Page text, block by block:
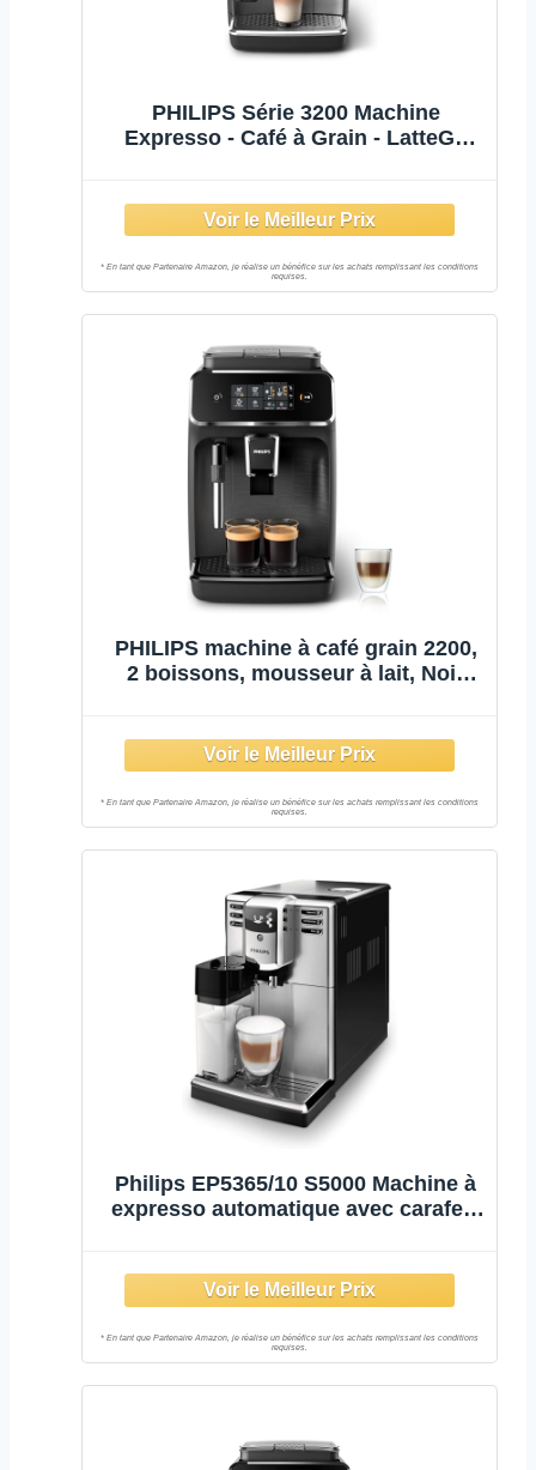
PHILIPS Série 3200 Machine
Expresso - Café à Grain - LatteGo
(EP3246/70)
PHILIPS machine à café grain 2200,
2 boissons, mousseur à lait, Noir
Philips EP5365/10 S5000 Machine à
expresso automatique avec carafe à